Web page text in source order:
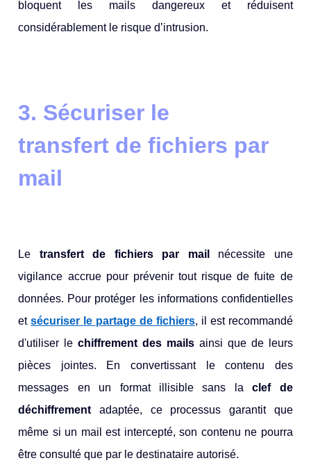
bloquent les mails dangereux et réduisent
considérablement le risque d’intrusion.
3. Sécuriser le
transfert de fichiers par
mail
Le transfert de fichiers par mail nécessite une
vigilance accrue pour prévenir tout risque de fuite de
données. Pour protéger les informations confidentielles
etsécuriser le partage de fichiers, il est recommandé
d'utiliser lechiffrement des mails ainsi que de leurs
pièces jointes. En convertissant le contenu des
messages en un format illisible sans laclef de
déchiffrementadaptée, ce processus garantit que
même si un mail est intercepté, son contenu ne pourra
être consulté que par le destinataire autorisé.